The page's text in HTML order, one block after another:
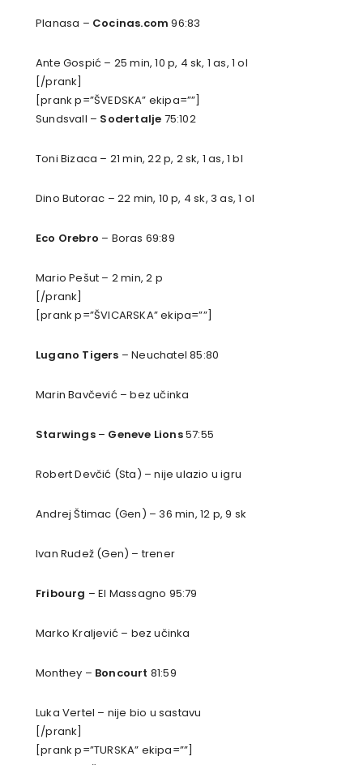
Planasa – Cocinas.com 96:83
Ante Gospić – 25 min, 10 p, 4 sk, 1 as, 1 ol
[/prank]
[prank p=”ŠVEDSKA” ekipa=””]
Sundsvall – Sodertalje 75:102
Toni Bizaca – 21 min, 22 p, 2 sk, 1 as, 1 bl
Dino Butorac – 22 min, 10 p, 4 sk, 3 as, 1 ol
Eco Orebro – Boras 69:89
Mario Pešut – 2 min, 2 p
[/prank]
[prank p=”ŠVICARSKA” ekipa=””]
Lugano Tigers – Neuchatel 85:80
Marin Bavčević – bez učinka
Starwings– Geneve Lions57:55
Robert Devčić (Sta) – nije ulazio u igru
Andrej Štimac (Gen) – 36 min, 12 p, 9 sk
Ivan Rudež (Gen) – trener
Fribourg – El Massagno 95:79
Marko Kraljević – bez učinka
Monthey – Boncourt 81:59
Luka Vertel – nije bio u sastavu
[/prank]
[prank p=”TURSKA” ekipa=””]